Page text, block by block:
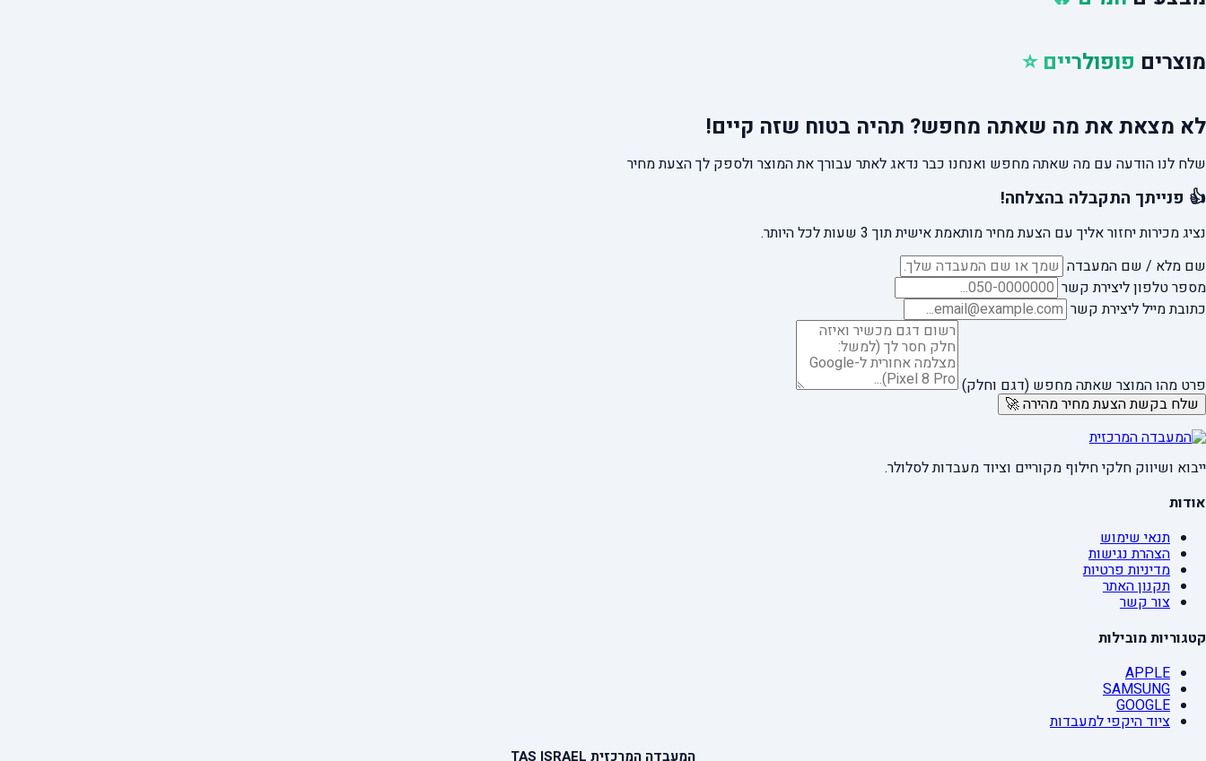
מוצרים פופולריים ⭐
לא מצאת את מה שאתה מחפש? תהיה בטוח שזה קיים!
שלח לנו הודעה עם מה שאתה מחפש ואנחנו כבר נדאג לאתר עבורך את המוצר ולספק לך הצעת מחיר
👍 פנייתך התקבלה בהצלחה!
נציג מכירות יחזור אליך עם הצעת מחיר מותאמת אישית תוך 3 שעות לכל היותר.
שם מלא / שם המעבדה
מספר טלפון ליצירת קשר
כתובת מייל ליצירת קשר
פרט מהו המוצר שאתה מחפש (דגם וחלק)
שלח בקשת הצעת מחיר מהירה 🚀
ייבוא ושיווק חלקי חילוף מקוריים וציוד מעבדות לסלולר.
אודות
תנאי שימוש
הצהרת נגישות
מדיניות פרטיות
תקנון האתר
צור קשר
קטגוריות מובילות
APPLE
SAMSUNG
GOOGLE
ציוד היקפי למעבדות
המעבדה המרכזית TAS ISRAEL